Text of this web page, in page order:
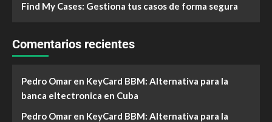
Find My Cases: Gestiona tus casos de forma segura
Comentarios recientes
Pedro Omar en KeyCard BBM: Alternativa para la
banca eltectronica en Cuba
Pedro Omar en KeyCard BBM: Alternativa para la